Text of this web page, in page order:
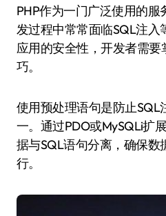
PHP作为一门广泛使用的服务器端脚本语言，在开
发过程中常常面临SQL注入
应用的安全性，开发者需
巧。
使用预处理语句是防止SQL
一。通过PDO或MySQLi扩
据与SQL语句分离，确保数
行。